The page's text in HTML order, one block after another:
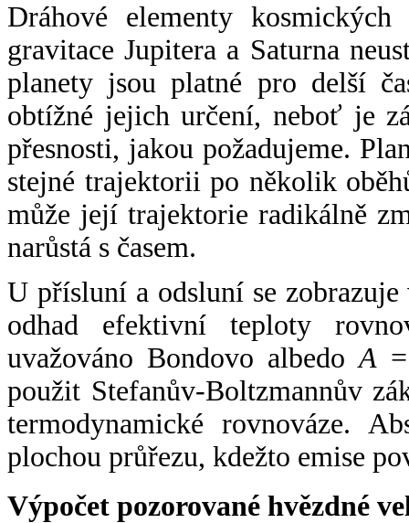
Dráhové elementy
gravitace Jupitera a Saturna
planety jsou platné pro delší
obtížné jejich určení, neboť je
přesnosti, jakou požadujeme.
stejné trajektorii po několik
může její trajektorie radikálně
narůstá s časem.
U přísluní a odsluní se
odhad efektivní teploty
uvažováno Bondovo albedoA
použit Stefanův-Boltzmannův
termodynamické rovnováze.
plochou průřezu, kdežto emise
Výpočet pozorované hvězdné